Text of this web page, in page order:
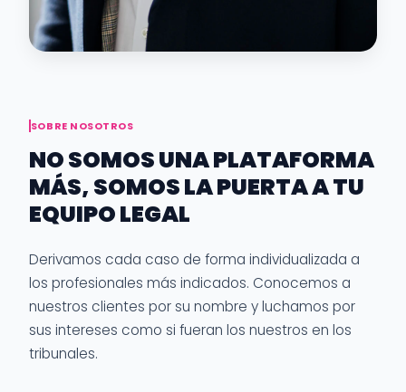
SOBRE NOSOTROS
NO SOMOS UNA PLATAFORMA
MÁS, SOMOS LA PUERTA A TU
EQUIPO LEGAL
Derivamos cada caso de forma individualizada a
los profesionales más indicados. Conocemos a
nuestros clientes por su nombre y luchamos por
sus intereses como si fueran los nuestros en los
tribunales.